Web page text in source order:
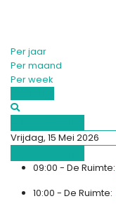
Per jaar
Per maand
Per week
Vrijdag, 15 Mei 2026
09:00 - De Ruimte:
10:00 - De Ruimte: